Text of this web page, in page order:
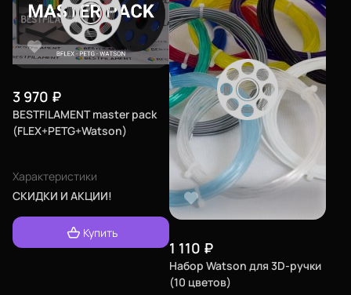
3 970 ₽
BESTFILAMENT master pack
(FLEX+PETG+Watson)
Характеристики
СКИДКИ И АКЦИИ!
Купить
1 110 ₽
Набор Watson для 3D-ручки
(10 цветов)